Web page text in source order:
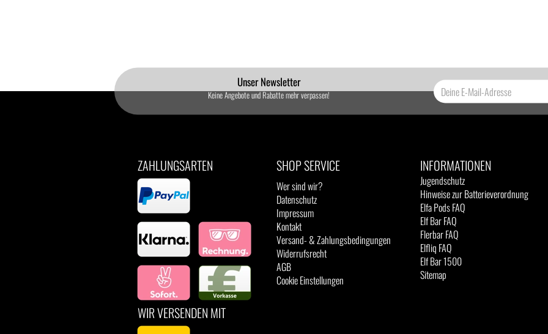
Unser Newsletter
Keine Angebote und Rabatte mehr verpassen!
ZAHLUNGSARTEN
WIR VERSENDEN MIT
SHOP SERVICE
Wer sind wir?
Datenschutz
Impressum
Kontakt
Versand- & Zahlungsbedingungen
Widerrufsrecht
AGB
Cookie Einstellungen
INFORMATIONEN
Jugendschutz
Hinweise zur Batterieverordnung
Elfa Pods FAQ
Elf Bar FAQ
Flerbar FAQ
Elfliq FAQ
Elf Bar 1500
Sitemap